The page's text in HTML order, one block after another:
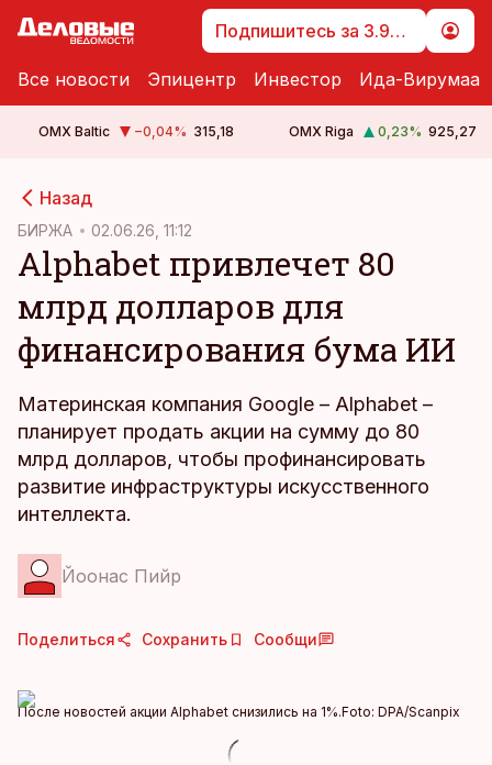
Подпишитесь за 3.99 €
Все новости Эпицентр Инвестор Ида-Вирумаа
OMX Baltic −0,04% 315,18 OMX Riga 0,23% 925,27
Назад
БИРЖА 02.06.26, 11:12
Alphabet привлечет 80
млрд долларов для
финансирования бума ИИ
Материнская компания Google – Alphabet –
планирует продать акции на сумму до 80
млрд долларов, чтобы профинансировать
развитие инфраструктуры искусственного
интеллекта.
Йоонас Пийр
Поделиться Сохранить Сообщи
После новостей акции Alphabet снизились на 1%.Foto: DPA/Scanpix